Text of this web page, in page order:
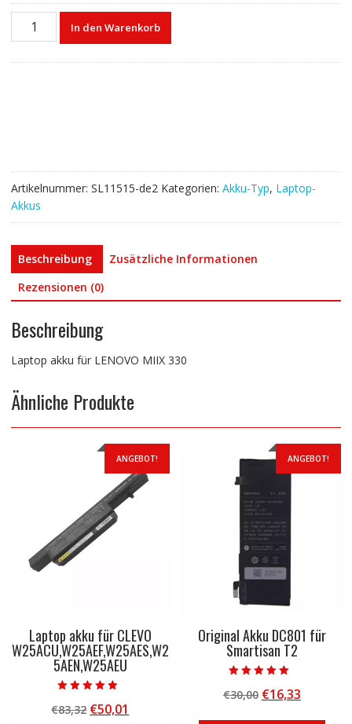
Laptop
In den Warenkorb
Artikelnummer: SL11515-de2 Kategorien: Akku-Typ, Laptop-
Akkus
Beschreibung
Zusätzliche Informationen
Rezensionen (0)
Beschreibung
Laptop akku für LENOVO MIIX 330
Ähnliche Produkte
ANGEBOT!
Laptop akku für CLEVO
W25ACU,W25AEF,W25AES,W2
5AEN,W25AEU
5.00
von 5
€83,32 Ursprünglicher
€50,01
ANGEBOT!
Original Akku DC801 für
Smartisan T2
5.00
von 5
€30,00 Ursprünglicher
€16,33